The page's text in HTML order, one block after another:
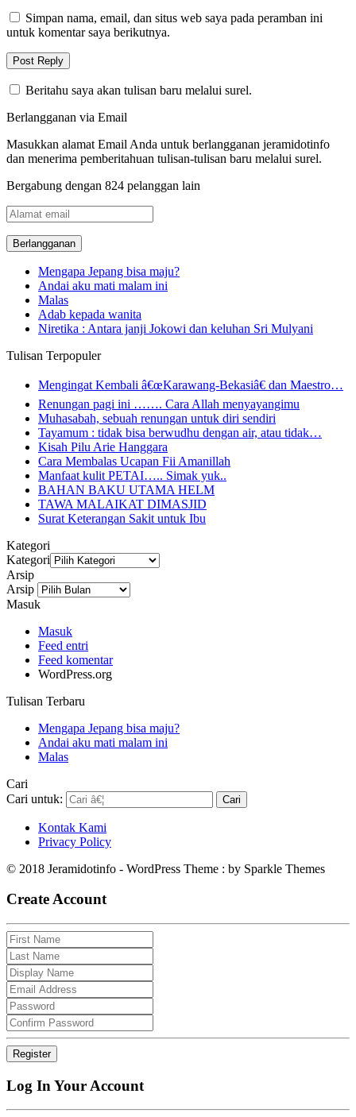
Simpan nama, email, dan situs web saya pada peramban ini
untuk komentar saya berikutnya.
Beritahu saya akan tulisan baru melalui surel.
Berlangganan via Email
Masukkan alamat Email Anda untuk berlangganan jeramidotinfo
dan menerima pemberitahuan tulisan-tulisan baru melalui surel.
Bergabung dengan 824 pelanggan lain
Alamat
email
Mengapa Jepang bisa maju?
Andai aku mati malam ini
Malas
Adab kepada wanita
Niretika : Antara janji Jokowi dan keluhan Sri Mulyani
Tulisan Terpopuler
Mengingat Kembali â€œKarawang-Bekasiâ€ dan Maestro…
Renungan pagi ini ……. Cara Allah menyayangimu
Muhasabah, sebuah renungan untuk diri sendiri
Tayamum : tidak bisa berwudhu dengan air, atau tidak…
Kisah Pilu Arie Hanggara
Cara Membalas Ucapan Fii Amanillah
Manfaat kulit PETAI….. Simak yuk..
BAHAN BAKU UTAMA HELM
TAWA MALAIKAT DIMASJID
Surat Keterangan Sakit untuk Ibu
Kategori
Kategori
Arsip
Arsip
Masuk
Masuk
Feed entri
Feed komentar
WordPress.org
Tulisan Terbaru
Mengapa Jepang bisa maju?
Andai aku mati malam ini
Malas
Cari
Cari untuk:
Kontak Kami
Privacy Policy
© 2018 Jeramidotinfo - WordPress Theme : by Sparkle Themes
Create Account
Log In Your Account